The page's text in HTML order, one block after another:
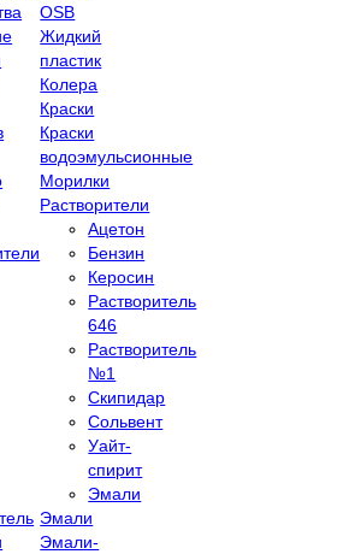
OSB
Жидкий
пластик
Колера
Краски
Краски
водоэмульсионные
Морилки
Растворители
Ацетон
Бензин
Керосин
Растворитель
646
Растворитель
№1
Скипидар
Сольвент
Уайт-
спирит
Эмали
Эмали
Эмали-